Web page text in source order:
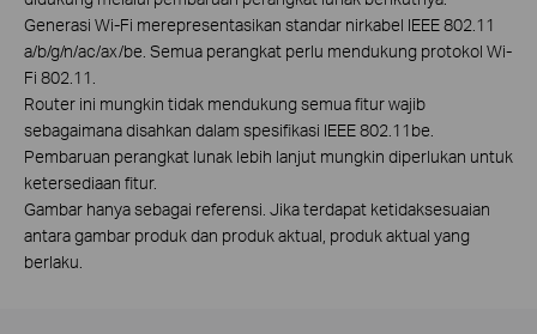
Generasi Wi-Fi merepresentasikan standar nirkabel IEEE 802.11
a/b/g/n/ac/ax/be. Semua perangkat perlu mendukung protokol Wi-
Fi 802.11.
Router ini mungkin tidak mendukung semua fitur wajib
sebagaimana disahkan dalam spesifikasi IEEE 802.11be.
Pembaruan perangkat lunak lebih lanjut mungkin diperlukan untuk
ketersediaan fitur.
Gambar hanya sebagai referensi. Jika terdapat ketidaksesuaian
antara gambar produk dan produk aktual, produk aktual yang
berlaku.